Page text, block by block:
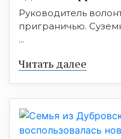
Руководитель
приграничью.
...
Читать далее